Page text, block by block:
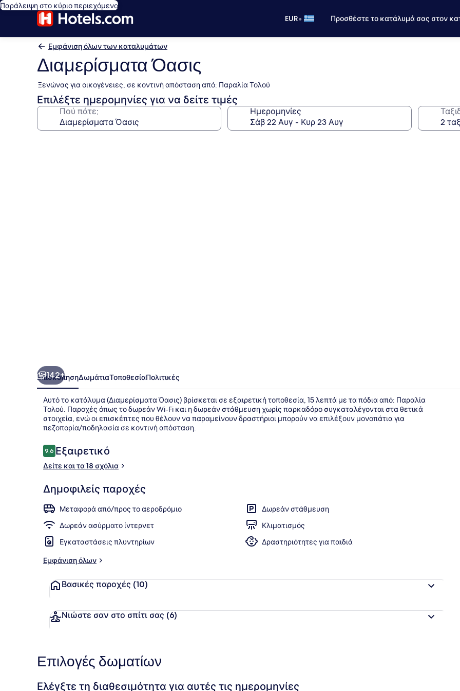
Παράλειψη στο κύριο περιεχόμενο
EUR• Προσθέστε το κατάλυμά σας στον
Εμφάνιση όλων των καταλυμάτων
Διαμερίσματα Όασις
Ξενώνας για οικογένειες, σε κοντινή απόσταση από: Παραλία Τολού
Επιλέξτε ημερομηνίες για να δείτε τιμές
Πού πάτε; Ημερομηνίες
142+
ΕπισκόπησηΔωμάτιαΤοποθεσίαΠολιτικές
Αυτό το κατάλυμα (Διαμερίσματα Όασις) βρίσκεται σε εξαιρετική τοποθεσία, 15 λεπτά με τα πόδια από: Παραλία
Τολού. Παροχές όπως το δωρεάν Wi-Fi και η δωρεάν στάθμευση χωρίς παρκαδόρο συγκαταλέγονται στα θετικά
στοιχεία, ενώ οι επισκέπτες που θέλουν να παραμείνουν δραστήριοι μπορούν να επιλέξουν μονοπάτια για
πεζοπορία/ποδηλασία σε κοντινή απόσταση.
Σχόλια
9,69,6 στα 10
Εξαιρετικό
Δείτε και τα 18 σχόλια
Δημοφιλείς παροχές
Μεταφορά από/προς το αεροδρόμιο
Δωρεάν στάθμευση
Δωρεάν ασύρματο ίντερνετ
Κλιματισμός
Εγκαταστάσεις πλυντηρίων
Δραστηριότητες για παιδιά
Εμφάνιση όλων
Βασικές παροχές (10)
Νιώστε σαν στο σπίτι σας (6)
Επιλογές δωματίων
Ελέγξτε τη διαθεσιμότητα για αυτές τις ημερομηνίες